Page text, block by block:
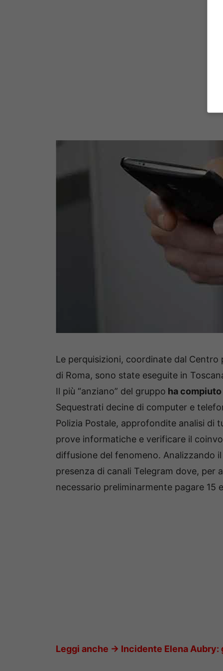
Le perquisizioni, coordinate dal
di Roma, sono state eseguite in
Il più “anziano” del gruppo ha compiuto
Sequestrati decine di computer e
Polizia Postale, approfondite analisi di
prove informatiche e verificare il
diffusione del fenomeno. Analizzando
presenza di canali Telegram dove,
necessario preliminarmente pagare 15
Leggi anche -> Incidente Elena Aubry: